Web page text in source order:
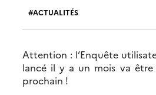
ACTUALITÉS
Attention : l’Enquête
lancé il y a un mois va
prochain !